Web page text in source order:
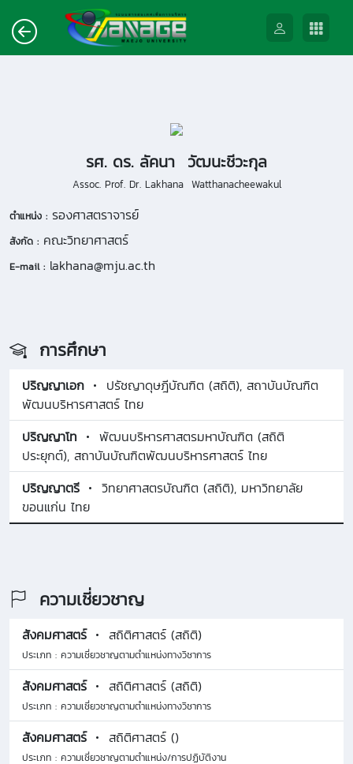
รศ. ดร. ลัคนา วัฒนะชีวะกุล
Assoc. Prof. Dr. Lakhana Watthanacheewakul
ตำแหน่ง : รองศาสตราจารย์
สังกัด : คณะวิทยาศาสตร์
E-mail : lakhana@mju.ac.th
การศึกษา
ปริญญาเอก
ปรัชญาดุษฎีบัณฑิต (สถิติ), สถาบันบัณฑิต
พัฒนบริหารศาสตร์ ไทย
ปริญญาโท
พัฒนบริหารศาสตรมหาบัณฑิต (สถิติ
ประยุกต์), สถาบันบัณฑิตพัฒนบริหารศาสตร์ ไทย
ปริญญาตรี
วิทยาศาสตรบัณฑิต (สถิติ), มหาวิทยาลัย
ขอนแก่น ไทย
ความเชี่ยวชาญ
สังคมศาสตร์ สถิติศาสตร์ (สถิติ)
ประเภท : ความเชี่ยวชาญตามตำแหน่งทางวิชาการ
สังคมศาสตร์ สถิติศาสตร์ (สถิติ)
ประเภท : ความเชี่ยวชาญตามตำแหน่งทางวิชาการ
สังคมศาสตร์ สถิติศาสตร์ ()
ประเภท : ความเชี่ยวชาญตามตำแหน่ง/การปฏิบัติงาน